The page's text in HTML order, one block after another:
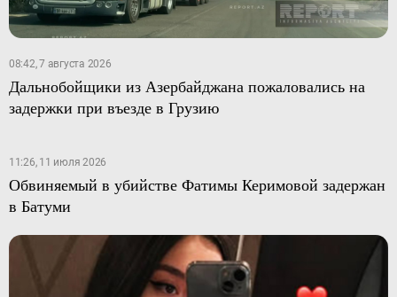
08:42, 7 августа 2026
Дальнобойщики из Азербайджана пожаловались на
задержки при въезде в Грузию
11:26, 11 июля 2026
Обвиняемый в убийстве Фатимы Керимовой задержан
в Батуми